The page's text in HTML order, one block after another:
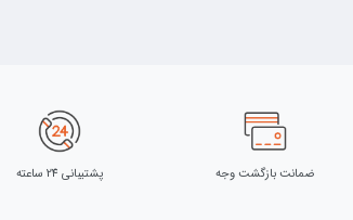
ضمانت بازگشت وجه پشتیبانی 24 ساعته